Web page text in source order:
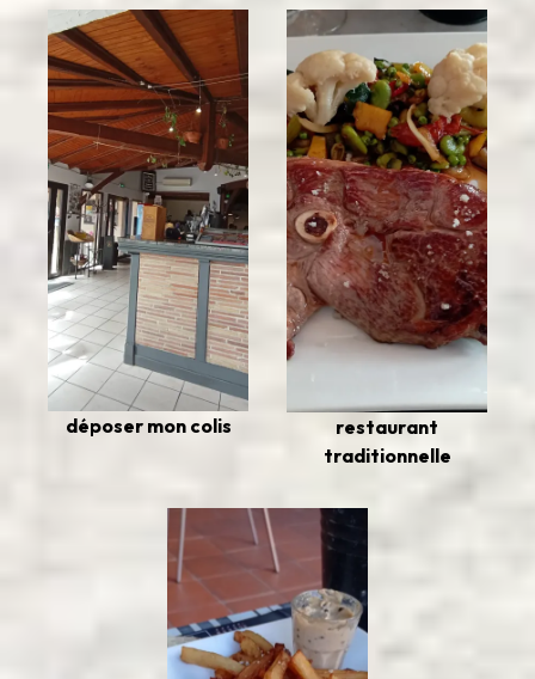
déposer mon colis
restaurant
traditionnelle